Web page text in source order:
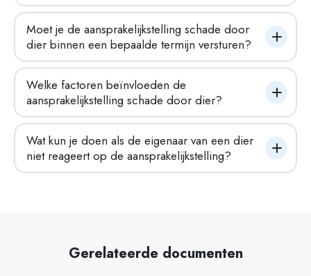
Moet je de aansprakelijkstelling schade door
dier binnen een bepaalde termijn versturen?
Welke factoren beïnvloeden de
aansprakelijkstelling schade door dier?
Wat kun je doen als de eigenaar van een dier
niet reageert op de aansprakelijkstelling?
Gerelateerde documenten